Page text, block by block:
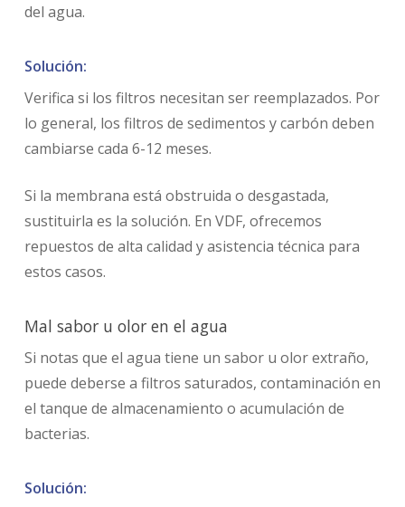
del agua.
Solución:
Verifica si los filtros necesitan ser reemplazados. Por
lo general, los filtros de sedimentos y carbón deben
cambiarse cada 6-12 meses.
Si la membrana está obstruida o desgastada,
sustituirla es la solución. En VDF, ofrecemos
repuestos de alta calidad y asistencia técnica para
estos casos.
Mal sabor u olor en el agua
Si notas que el agua tiene un sabor u olor extraño,
puede deberse a filtros saturados, contaminación en
el tanque de almacenamiento o acumulación de
bacterias.
Solución: